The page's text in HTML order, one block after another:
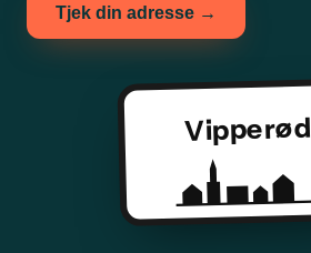
Tjek din adresse →
Vipperød